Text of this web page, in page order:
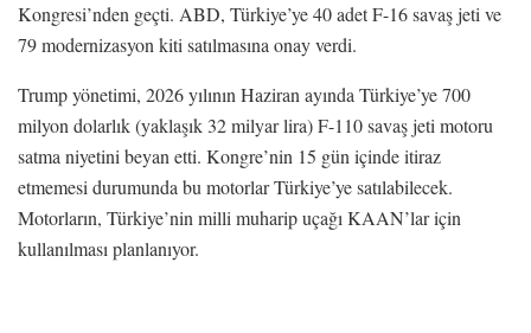
Kongresi’nden geçti. ABD, Türkiye’ye 40 adet F-16 savaş jeti ve
79 modernizasyon kiti satılmasına onay verdi.
Trump yönetimi, 2026 yılının Haziran ayında Türkiye’ye 700
milyon dolarlık (yaklaşık 32 milyar lira) F-110 savaş jeti motoru
satma niyetini beyan etti. Kongre’nin 15 gün içinde itiraz
etmemesi durumunda bu motorlar Türkiye’ye satılabilecek.
Motorların, Türkiye’nin milli muharip uçağı KAAN’lar için
kullanılması planlanıyor.